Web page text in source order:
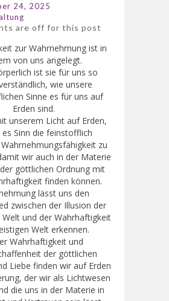
24, 2025
are off for this post
zur Wahrnehmung ist in
von uns angelegt.
ist sie für uns so
wie unsere
Sinne es für uns auf
Erden sind.
unserem Licht auf Erden,
Sinn die feinstofflich
zu
wir auch in der Materie
göttlichen Ordnung mit
finden können.
lässt uns den
zwischen der Illusion der
und der Wahrhaftigkeit
Welt erkennen.
Wahrhaftigkeit und
der göttlichen
Liebe finden wir auf Erden
der wir als Lichtwesen
die uns in der Materie in